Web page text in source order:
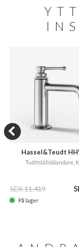
Hassel&Teudt
Tvättställsblandare,
SEK 11.419
På lager